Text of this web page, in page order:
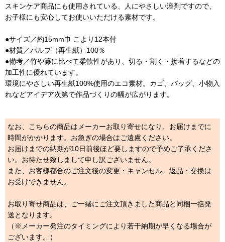
スキンケア商品にも使用されている、人にやさしい溶剤ですので、
お子様にも安心してお使いいただける素材です。
●サイズ／約15mm巾 こより12本付
●材質／パルプ（再生紙）100％
●備考／竹や籐に比べて柔軟性があり、切る・割く・接着するなどの
加工性に優れています。
環境にやさしい再生紙100%使用のエコ素材。カゴ、バッグ、小物入
れなどアイデア次第で作品づくりの幅が広がります。
なお、こちらの商品はメーカーお取り寄せになり、お届けまでに
時間がかかります。お急ぎの場合はご遠慮ください。
お届けまでの納期が10日前後ほど要しますので予めご了承くださ
い。お待たせ致しまして申し訳ございません。
また、お客様都合のご注文後の変更・キャンセル、返品・交換は
お受けできません。
お取り寄せ商品は、ご一緒にご注文頂きました商品と同梱一括発
送となります。
（※メーカー発注のタイミングにより若干納期が早くなる場合が
ございます。）